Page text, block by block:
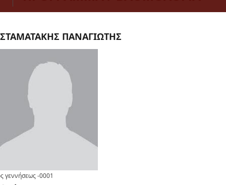
ΣΤΑΜΑΤΑΚΗΣ ΠΑΝΑΓΙΩΤΗΣ
γεννήσεως-0001